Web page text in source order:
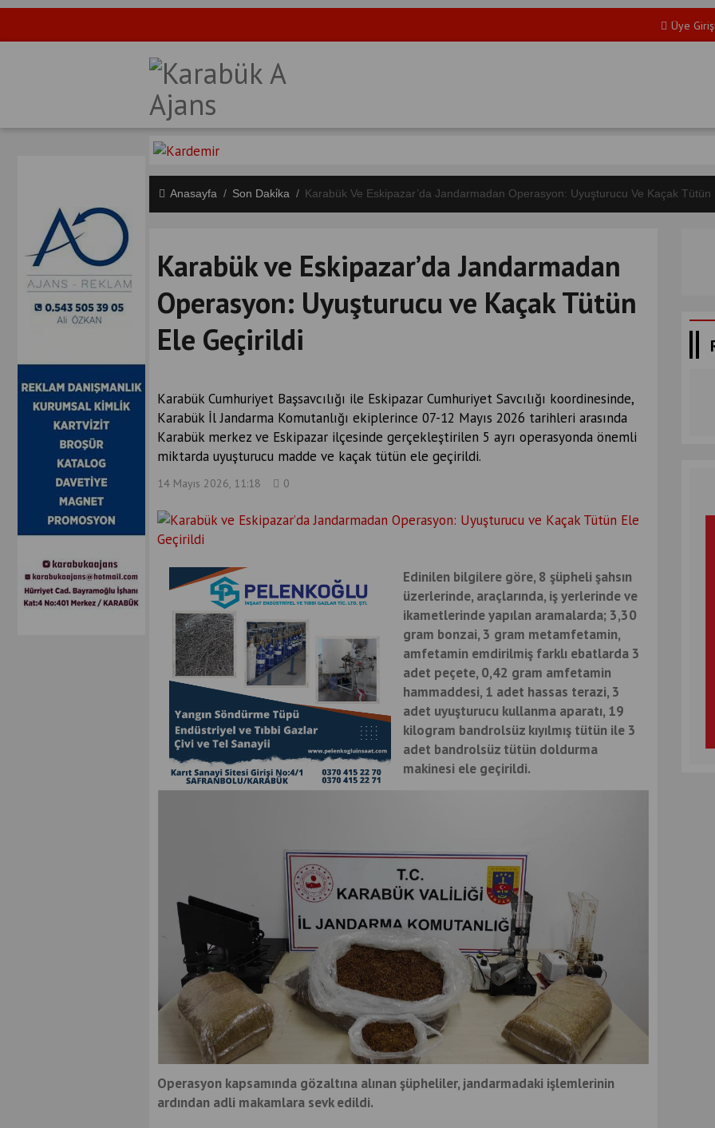
Üye
Anasayfa Son Daki̇ka Karabük Ve Eskipazar’da Jandarmadan Operasyon: Uyuşturucu Ve Kaçak Tütün
Karabük ve Eskipazar’da Jandarmadan
Operasyon: Uyuşturucu ve Kaçak Tütün
Ele Geçirildi
Karabük Cumhuriyet Başsavcılığı ile Eskipazar Cumhuriyet Savcılığı koordinesinde,
Karabük İl Jandarma Komutanlığı ekiplerince 07-12 Mayıs 2026 tarihleri arasında
Karabük merkez ve Eskipazar ilçesinde gerçekleştirilen 5 ayrı operasyonda önemli
miktarda uyuşturucu madde ve kaçak tütün ele geçirildi.
14 Mayıs 2026, 11:18 0
Edinilen bilgilere göre, 8 şüpheli şahsın
üzerlerinde, araçlarında, iş yerlerinde ve
ikametlerinde yapılan aramalarda; 3,30
gram bonzai, 3 gram metamfetamin,
amfetamin emdirilmiş farklı ebatlarda 3
adet peçete, 0,42 gram amfetamin
hammaddesi, 1 adet hassas terazi, 3
adet uyuşturucu kullanma aparatı, 19
kilogram bandrolsüz kıyılmış tütün ile 3
adet bandrolsüz tütün doldurma
makinesi ele geçirildi.
Operasyon kapsamında gözaltına alınan şüpheliler, jandarmadaki işlemlerinin
ardından adli makamlara sevk edildi.